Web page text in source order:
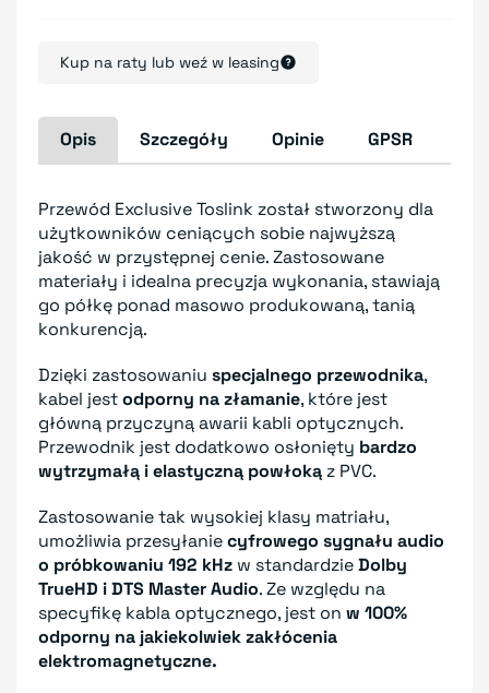
Kup na raty lub weź w leasing
Opis Szczegóły Opinie GPSR
Przewód Exclusive Toslink został stworzony dla
użytkowników ceniących sobie najwyższą
jakość w przystępnej cenie. Zastosowane
materiały i idealna precyzja wykonania, stawiają
go półkę ponad masowo produkowaną, tanią
konkurencją.
Dzięki zastosowaniu specjalnego przewodnika,
kabel jestodporny na złamanie, które jest
główną przyczyną awarii kabli optycznych.
Przewodnik jest dodatkowo osłonięty bardzo
wytrzymałą i elastyczną powłoką z PVC.
Zastosowanie tak wysokiej klasy matriału,
umożliwia przesyłaniecyfrowego sygnału audio
o próbkowaniu 192 kHz w standardzieDolby
TrueHD i DTS Master Audio. Ze względu na
specyfikę kabla optycznego, jest on w 100%
odporny na jakiekolwiek zakłócenia
elektromagnetyczne.